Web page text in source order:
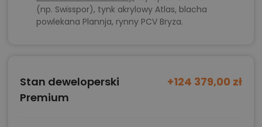
(np. Swisspor), tynk akrylowy Atlas, blacha
powlekana Plannja, rynny PCV Bryza.
Stan deweloperski
Premium
+124 379,00 zł